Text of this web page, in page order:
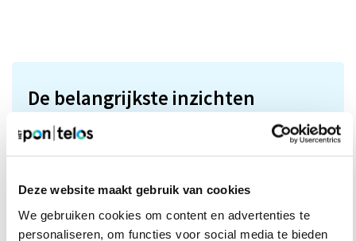
Deze website maakt gebruik van cookies
We gebruiken cookies om content en advertenties te
personaliseren, om functies voor social media te bieden
De belangrijkste inzichten
Het beeld dat het culturele aanbod in de kleine
kernen krimpt, werd niet bevestigd door onze
inwonersenquête. In vrijwel alle 88 kernen is er
dat sterk leunt op vrijwilligers en kleine